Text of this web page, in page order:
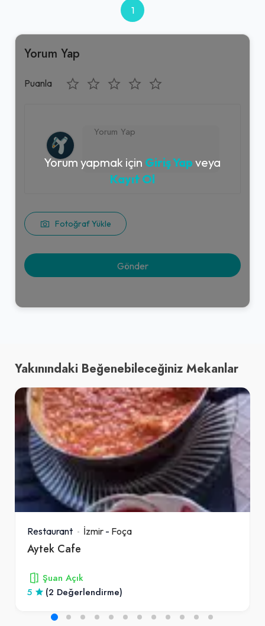
1
Yorum Yap
Puanla
Fotoğraf Yükle
Yorum yapmak için Giriş Yap veya
Kayıt Ol
Yakınındaki Beğenebileceğiniz Mekanlar
Restaurant İzmir - Foça
Aytek Cafe
Şuan Açık
5
(2 Değerlendirme)